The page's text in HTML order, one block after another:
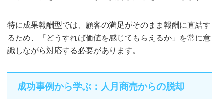
特に成果報酬型では、顧客の満足がそのまま報酬に直結す
るため、「どうすれば価値を感じてもらえるか」を常に意
識しながら対応する必要があります。
成功事例から学ぶ：人月商売からの脱却